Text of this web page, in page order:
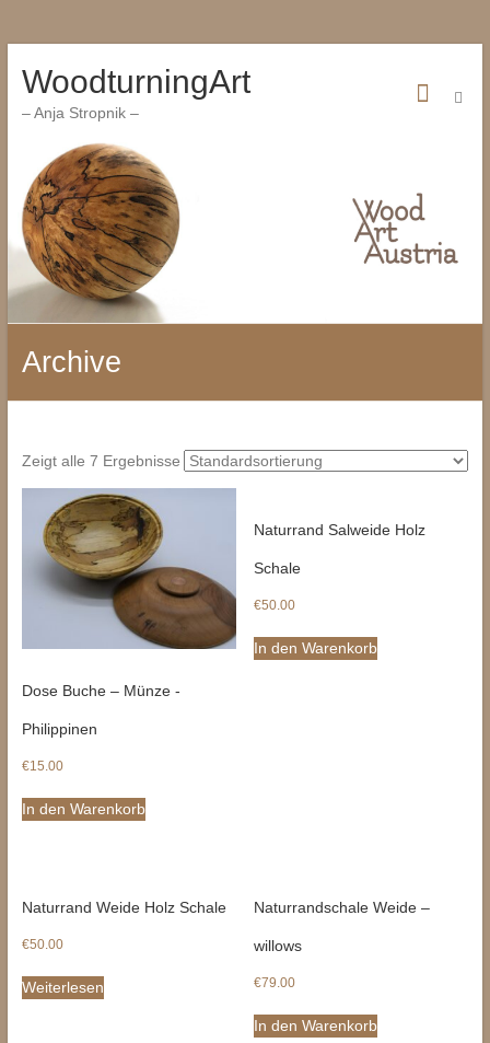
Inhalt
WoodturningArt
– Anja Stropnik –
Archive
Zeigt alle 7 Ergebnisse
Dose Buche – Münze -
Philippinen
€15.00
In den Warenkorb
Naturrand Salweide Holz
Schale
€50.00
In den Warenkorb
Naturrand Weide Holz Schale
€50.00
Weiterlesen
Naturrandschale Weide –
willows
€79.00
In den Warenkorb